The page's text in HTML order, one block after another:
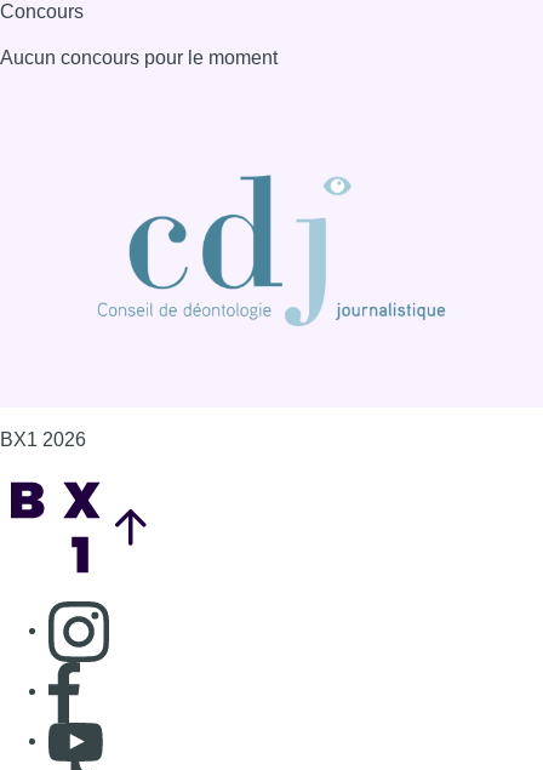
Concours
Aucun concours pour le moment
BX1 2026
Consulter page Instagram
Consulter page Facebook
Consulter Youtube